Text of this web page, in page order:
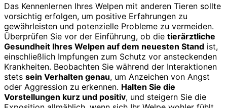
Das Kennenlernen Ihres Welpen mit anderen Tieren sollte
vorsichtig erfolgen, um positive Erfahrungen zu
gewährleisten und potenzielle Probleme zu vermeiden.
Überprüfen Sie vor der Einführung, ob die tierärztliche
Gesundheit Ihres Welpen auf dem neuesten Stand ist,
einschließlich Impfungen zum Schutz vor ansteckenden
Krankheiten. Beobachten Sie während der Interaktionen
stets sein Verhalten genau, um Anzeichen von Angst
oder Aggression zu erkennen. Halten Sie die
Vorstellungen kurz und positiv, und steigern Sie die